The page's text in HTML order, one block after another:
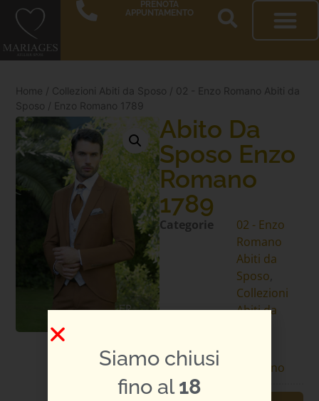
PRENOTA
APPUNTAMENTO
Home / Collezioni Abiti da Sposo / 02 - Enzo Romano Abiti da
Sposo / Enzo Romano 1789
Abito Da
Sposo Enzo
Romano
1789
Categorie
02 - Enzo
Romano
Abiti da
Sposo
Collezioni
Abiti da
Specifiche
abito:
Romano
Siamo chiusi
fino al18